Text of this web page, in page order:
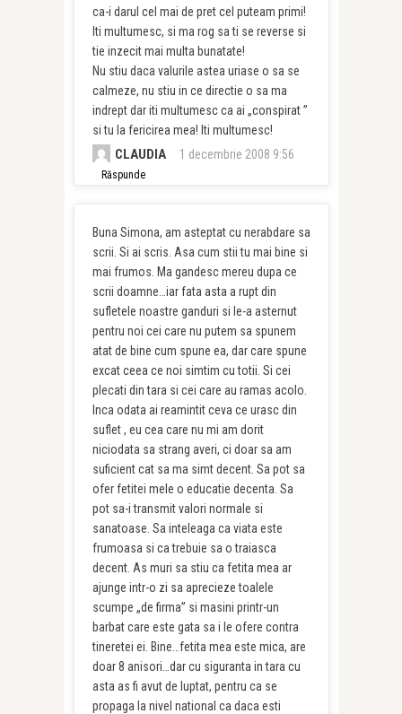
ca-i darul cel mai de pret cel puteam primi!
Iti multumesc, si ma rog sa ti se reverse si
tie inzecit mai multa bunatate!
Nu stiu daca valurile astea uriase o sa se
calmeze, nu stiu in ce directie o sa ma
indrept dar iti multumesc ca ai „conspirat ”
si tu la fericirea mea! Iti multumesc!
CLAUDIA 1 decembrie 2008 9:56
Răspunde
Buna Simona, am asteptat cu nerabdare sa
scrii. Si ai scris. Asa cum stii tu mai bine si
mai frumos. Ma gandesc mereu dupa ce
scrii doamne…iar fata asta a rupt din
sufletele noastre ganduri si le-a asternut
pentru noi cei care nu putem sa spunem
atat de bine cum spune ea, dar care spune
excat ceea ce noi simtim cu totii. Si cei
plecati din tara si cei care au ramas acolo.
Inca odata ai reamintit ceva ce urasc din
suflet , eu cea care nu mi am dorit
niciodata sa strang averi, ci doar sa am
suficient cat sa ma simt decent. Sa pot sa
ofer fetitei mele o educatie decenta. Sa
pot sa-i transmit valori normale si
sanatoase. Sa inteleaga ca viata este
frumoasa si ca trebuie sa o traiasca
decent. As muri sa stiu ca fetita mea ar
ajunge intr-o zi sa aprecieze toalele
scumpe „de firma” si masini printr-un
barbat care este gata sa i le ofere contra
tineretei ei. Bine…fetita mea este mica, are
doar 8 anisori…dar cu siguranta in tara cu
asta as fi avut de luptat, pentru ca se
propaga la nivel national ca daca esti